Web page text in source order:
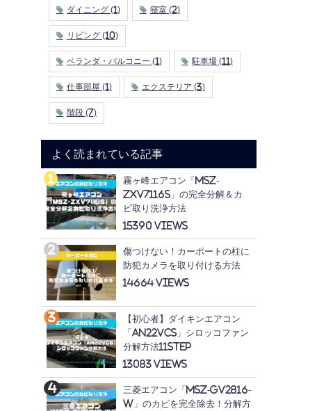
ダイニング(1) 寝室(2)
リビング(10)
ベランダ・バルコニー (1) 駐車場(11)
仕事部屋 (1) エクステリア (3)
階段(7)
よく読まれている記事
霧ヶ峰エアコン「MSZ-
ZXV7116S」の完全分解＆カ
ビ取り洗浄方法
15390
傷つけない！カーポートの柱に
防犯カメラを取り付ける方法
14664
【初心者】ダイキンエアコン
「AN22VCS」シロッコファン
分解方法11STEP
13083
三菱エアコン「MSZ-GV2816-
W」のカビを完全除去！分解方